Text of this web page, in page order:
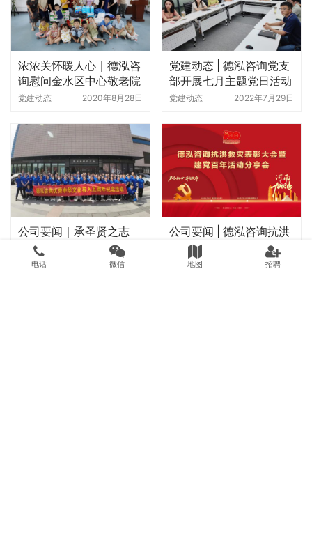
浓浓关怀暖人心｜德泓咨
询慰问金水区中心敬老院
党建动态 2020年8月28日
党建动态 | 德泓咨询党支
部开展七月主题党日活动
党建动态 2022年7月29日
公司要闻｜承圣贤之志
创德泓华章——德泓咨询
优秀中华文化导入五周年
党建动态 2023年4月17日
公司要闻 | 德泓咨询抗洪
救灾表彰大会暨建党百年
活动分享会
党建动态 2021年9月4日
电话 微信 地图 招聘